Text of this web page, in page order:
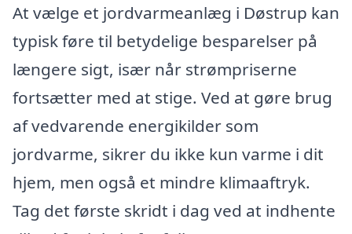
At vælge et jordvarmeanlæg i Døstrup kan
typisk føre til betydelige besparelser på
længere sigt, især når strømpriserne
fortsætter med at stige. Ved at gøre brug
af vedvarende energikilder som
jordvarme, sikrer du ikke kun varme i dit
hjem, men også et mindre klimaaftryk.
Tag det første skridt i dag ved at indhente